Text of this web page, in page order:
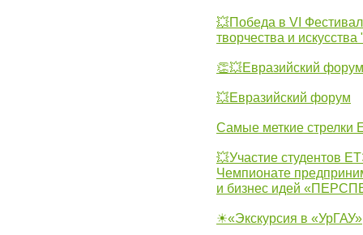
💥Победа в VI
творчества и
👏💥Евразийский форум
💥Евразийский форум
Самые меткие стрелки
💥Участие студентов
Чемпионате
и бизнес идей
☀«Экскурсия в «УрГАУ»